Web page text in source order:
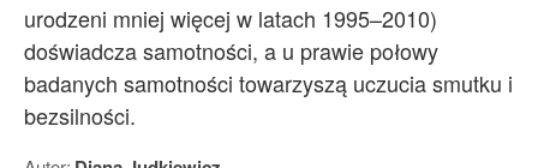
urodzeni mniej więcej w latach 1995–2010)
doświadcza samotności, a u prawie połowy
badanych samotności towarzyszą uczucia smutku i
bezsilności.